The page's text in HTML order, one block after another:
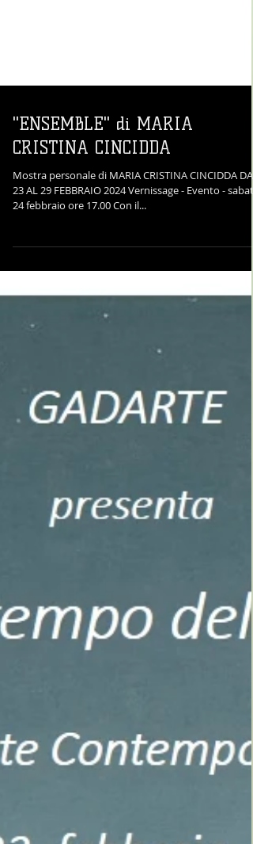
"ENSEMBLE" di MARIA
CRISTINA CINCIDDA
Mostra personale di MARIA CRISTINA CINCIDDA DAL